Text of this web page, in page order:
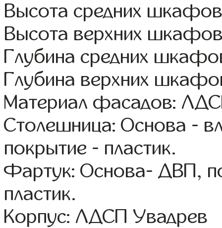
Высота средних
Высота верхних
Глубина средних
Глубина верхних
Материал фасадов:
Столешница: Основа -
покрытие - пластик.
Фартук: Основа- ДВП,
пластик.
Корпус: ЛДСП Увадрев